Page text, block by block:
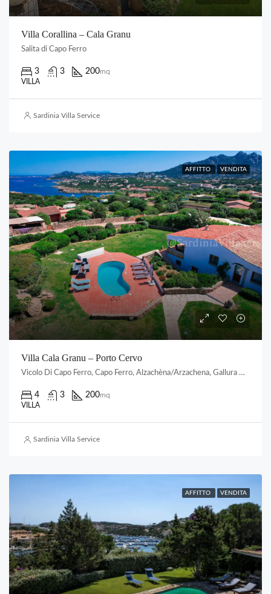
Villa Corallina – Cala Granu
Salita di Capo Ferro
3 3 200mq
VILLA
Sardinia Villa Service
AFFITTO VENDITA
Villa Cala Granu – Porto Cervo
Vicolo Di Capo Ferro, Capo Ferro, Alzachèna/Arzachena, Gallura Nord-Est Sardegna, Sardigna/Sardegna, Italia
4 3 200mq
VILLA
Sardinia Villa Service
AFFITTO VENDITA